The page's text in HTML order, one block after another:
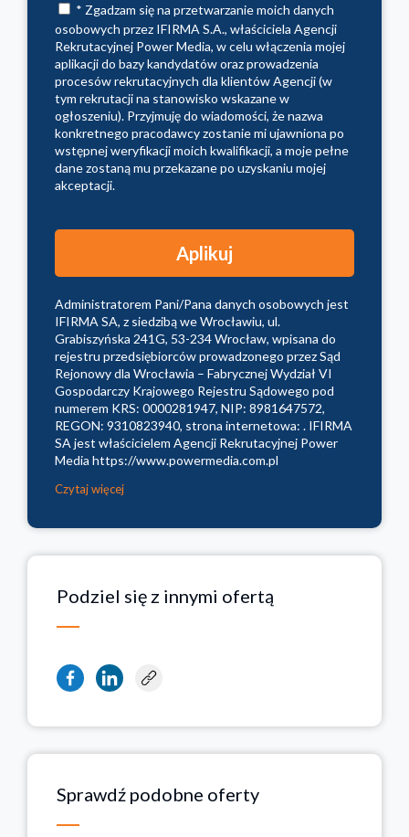
* Zgadzam się na przetwarzanie moich danych
osobowych przez IFIRMA S.A., właściciela Agencji
Rekrutacyjnej Power Media, w celu włączenia mojej
aplikacji do bazy kandydatów oraz prowadzenia
procesów rekrutacyjnych dla klientów Agencji (w
tym rekrutacji na stanowisko wskazane w
ogłoszeniu). Przyjmuję do wiadomości, że nazwa
konkretnego pracodawcy zostanie mi ujawniona po
wstępnej weryfikacji moich kwalifikacji, a moje pełne
dane zostaną mu przekazane po uzyskaniu mojej
akceptacji.
Administratorem Pani/Pana danych osobowych jest
IFIRMA SA, z siedzibą we Wrocławiu, ul.
Grabiszyńska 241G, 53-234 Wrocław, wpisana do
rejestru przedsiębiorców prowadzonego przez Sąd
Rejonowy dla Wrocławia – Fabrycznej Wydział VI
Gospodarczy Krajowego Rejestru Sądowego pod
numerem KRS: 0000281947, NIP: 8981647572,
REGON: 9310823940, strona internetowa: . IFIRMA
SA jest właścicielem Agencji Rekrutacyjnej Power
Media https://www.powermedia.com.pl
Czytaj więcej
Podziel się z innymi ofertą
Sprawdź podobne oferty